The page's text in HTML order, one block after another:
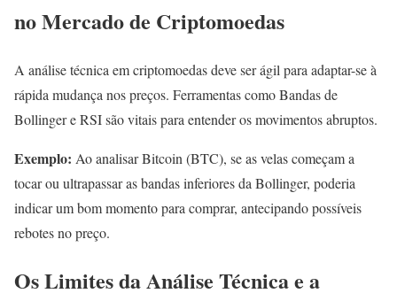
no Mercado de Criptomoedas
A análise técnica em criptomoedas deve ser ágil para adaptar-se à
rápida mudança nos preços. Ferramentas como Bandas de
Bollinger e RSI são vitais para entender os movimentos abruptos.
Exemplo: Ao analisar Bitcoin (BTC), se as velas começam a
tocar ou ultrapassar as bandas inferiores da Bollinger, poderia
indicar um bom momento para comprar, antecipando possíveis
rebotes no preço.
Os Limites da Análise Técnica e a